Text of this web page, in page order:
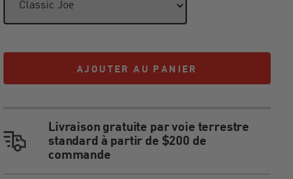
Avertissements
AVERTISSEMENT : CANCER ET TROUBLES DE
LA REPRODUCTION -
WWW.P65WARNINGS.CA.GOV
AJOUTER AU PANIER
AJOUTER AU PANIER
Livraison gratuite par voie terrestre
standard à partir de $200 de
commande